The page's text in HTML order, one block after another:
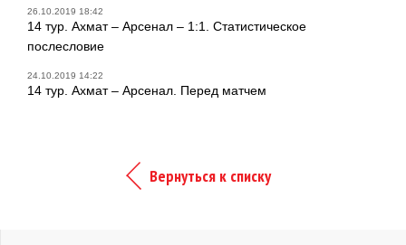
26.10.2019 18:42
14 тур. Ахмат – Арсенал – 1:1. Статистическое
послесловие
24.10.2019 14:22
14 тур. Ахмат – Арсенал. Перед матчем
Вернуться к списку